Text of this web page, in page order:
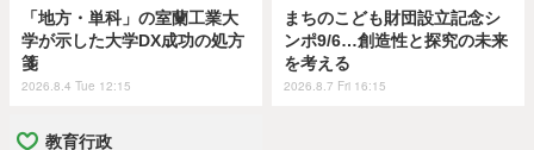
「地方・単科」の室蘭工業大
学が示した大学DX成功の処方
箋
2026.8.4 Tue 12:15
まちのこども財団設立記念シ
ンポ9/6…創造性と探究の未来
を考える
2026.8.7 Fri 16:15
教育行政